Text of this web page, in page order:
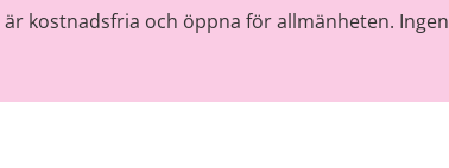
kostnadsfria och öppna för allmänheten. Ingen